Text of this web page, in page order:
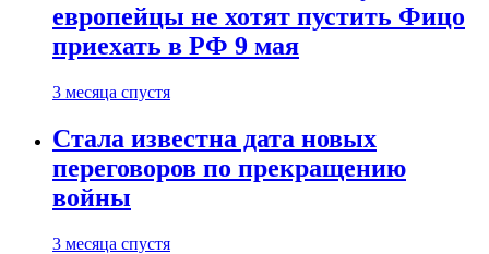
европейцы не хотят пустить Фицо
приехать в РФ 9 мая
3 месяца спустя
Стала известна дата новых
переговоров по прекращению
войны
3 месяца спустя